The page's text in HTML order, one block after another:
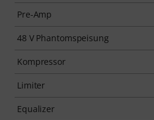
Pre-Amp
48 V Phantomspeisung
Kompressor
Limiter
Equalizer